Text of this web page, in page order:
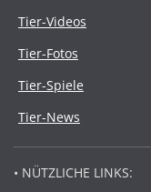
Tier-Videos
Tier-Fotos
Tier-Spiele
Tier-News
• NÜTZLICHE LINKS: